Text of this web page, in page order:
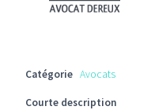
Catégorie Avocats
Courte description